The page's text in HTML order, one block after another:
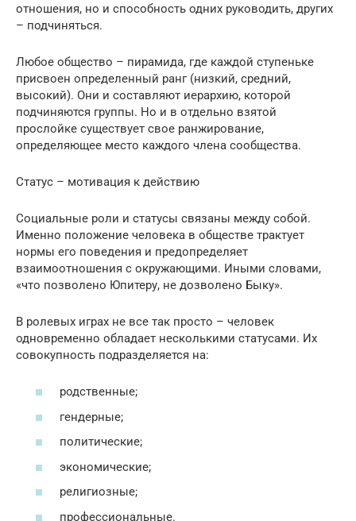
отношения, но и способность одних руководить, других
– подчиняться.
Любое общество – пирамида, где каждой ступеньке
присвоен определенный ранг (низкий, средний,
высокий). Они и составляют иерархию, которой
подчиняются группы. Но и в отдельно взятой
прослойке существует свое ранжирование,
определяющее место каждого члена сообщества.
Статус – мотивация к действию
Социальные роли и статусы связаны между собой.
Именно положение человека в обществе трактует
нормы его поведения и предопределяет
взаимоотношения с окружающими. Иными словами,
«что позволено Юпитеру, не дозволено Быку».
В ролевых играх не все так просто – человек
одновременно обладает несколькими статусами. Их
совокупность подразделяется на:
родственные;
гендерные;
политические;
экономические;
религиозные;
профессиональные.